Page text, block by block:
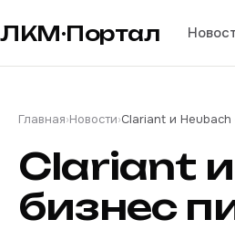
ЛКМ·Портал
Главная›Новости›Clariant и
Clariant
бизнес